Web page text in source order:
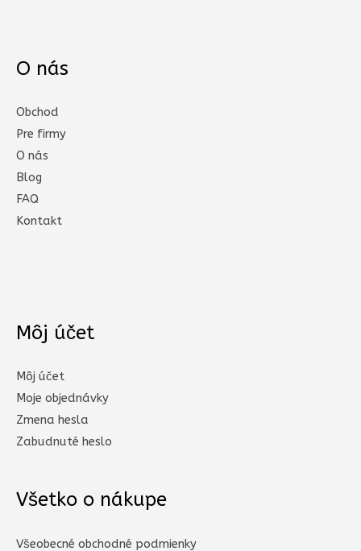
O nás
Obchod
Pre firmy
O nás
Blog
FAQ
Kontakt
Môj účet
Môj účet
Moje objednávky
Zmena hesla
Zabudnuté heslo
Všetko o nákupe
Všeobecné obchodné podmienky